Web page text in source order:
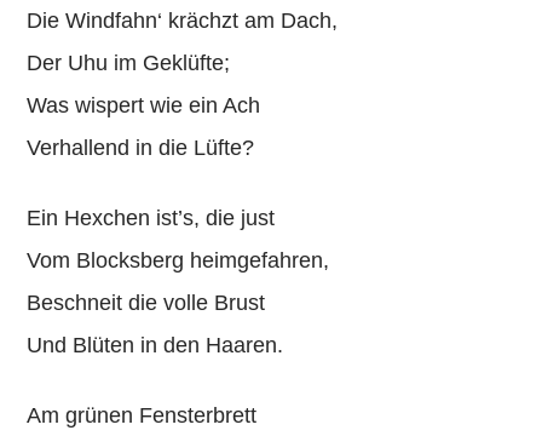
Die Windfahn‘ krächzt am Dach,
Der Uhu im Geklüfte;
Was wispert wie ein Ach
Verhallend in die Lüfte?
Ein Hexchen ist’s, die just
Vom Blocksberg heimgefahren,
Beschneit die volle Brust
Und Blüten in den Haaren.
Am grünen Fensterbrett